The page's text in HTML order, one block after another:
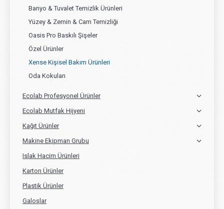
Banyo & Tuvalet Temizlik Ürünleri
Yüzey & Zemin & Cam Temizliği
Oasis Pro Baskılı Şişeler
Özel Ürünler
Xense Kişisel Bakım Ürünleri
Oda Kokuları
Ecolab Profesyonel Ürünler
Ecolab Mutfak Hijyeni
Kağıt Ürünler
Makine Ekipman Grubu
Islak Hacim Ürünleri
Karton Ürünler
Plastik Ürünler
Galoşlar